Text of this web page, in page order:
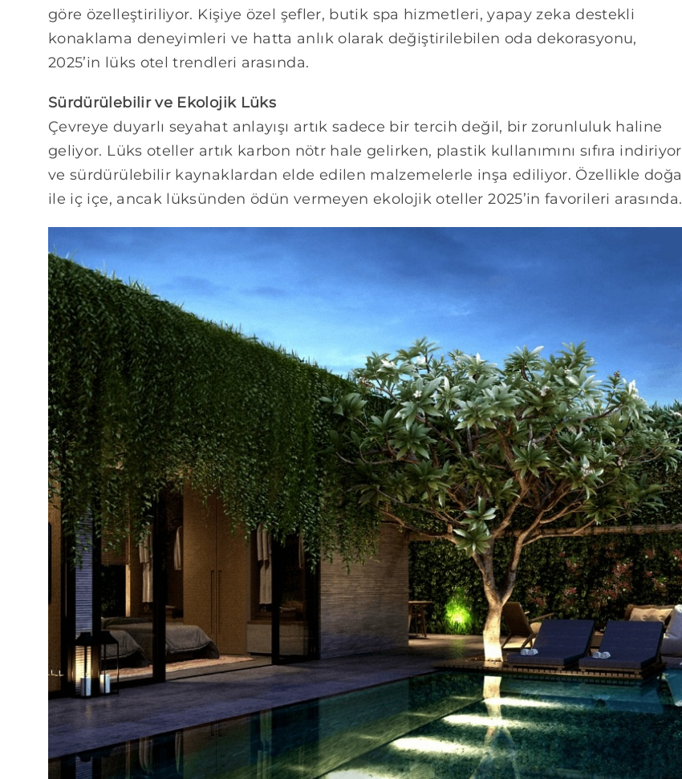
göre özelleştiriliyor. Kişiye özel şefler, butik spa hizmetleri, yapay zeka destekli
konaklama deneyimleri ve hatta anlık olarak değiştirilebilen oda dekorasyonu,
2025’in lüks otel trendleri arasında.
Sürdürülebilir ve Ekolojik Lüks
Çevreye duyarlı seyahat anlayışı artık sadece bir tercih değil, bir zorunluluk haline
geliyor. Lüks oteller artık karbon nötr hale gelirken, plastik kullanımını sıfıra indiriyor
ve sürdürülebilir kaynaklardan elde edilen malzemelerle inşa ediliyor. Özellikle doğa
ile iç içe, ancak lüksünden ödün vermeyen ekolojik oteller 2025’in favorileri arasında.